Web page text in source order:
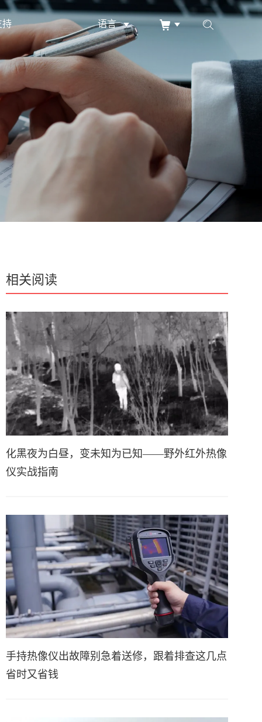
语言
相关阅读
化黑夜为白昼，变未知为已知——野外红外热像
仪实战指南
手持热像仪出故障别急着送修，跟着排查这几点
省时又省钱